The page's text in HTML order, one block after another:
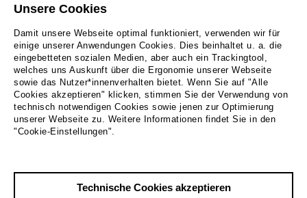
Unsere Cookies
Damit unsere Webseite optimal funktioniert, verwenden wir für
einige unserer Anwendungen Cookies. Dies beinhaltet u. a. die
eingebetteten sozialen Medien, aber auch ein Trackingtool,
welches uns Auskunft über die Ergonomie unserer Webseite
sowie das Nutzer*innenverhalten bietet. Wenn Sie auf "Alle
Cookies akzeptieren" klicken, stimmen Sie der Verwendung von
technisch notwendigen Cookies sowie jenen zur Optimierung
unserer Webseite zu. Weitere Informationen findet Sie in den
"Cookie-Einstellungen".
Technische Cookies akzeptieren